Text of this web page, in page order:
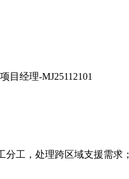
目经理-MJ25112101
工，处理跨区域支援需求；